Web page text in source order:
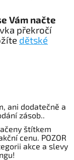
Vám načte
překročí
dětské
ani dodatečně a
zásob..
štítkem
cenu. POZOR
akce a slevy